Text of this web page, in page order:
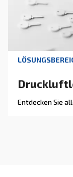
MEHR
Wie
eines